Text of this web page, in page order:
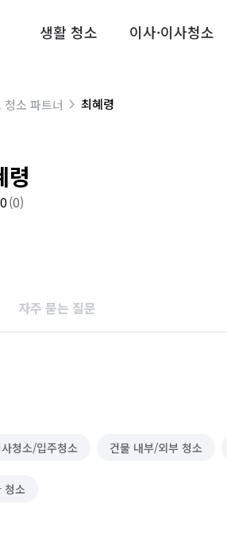
생활 청소 이사·이사청소
청소 파트너 최혜령
령
(0)
자주 묻는 질문
청소/입주청소 건물 내부/외부 청소
청소